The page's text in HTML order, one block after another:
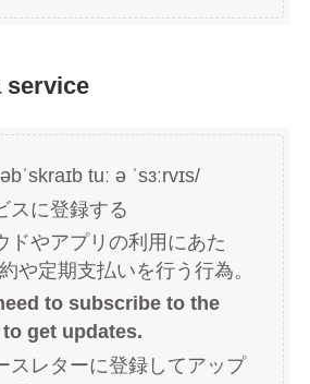
service
tuː ə ˈsɜːrvɪs/
スに登録する
ドやアプリの利用にあた
や定期支払いを行う行為。
to subscribe to the
get updates.
スレターに登録してアップ